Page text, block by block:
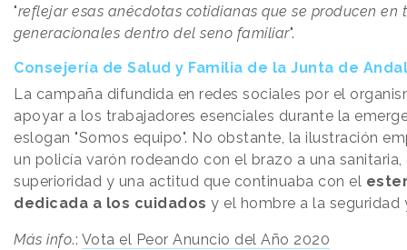
"reflejar esas anécdotas cotidianas que se producen en
generacionales dentro del seno familiar".
Consejería de Salud y Familia de la Junta de
La campaña difundida en redes sociales por el
apoyar a los trabajadores esenciales durante la
eslogan "Somos equipo". No obstante, la ilustración
un policía varón rodeando con el brazo a una
superioridad y una actitud que continuaba con el
dedicada a los cuidados y el hombre a la seguridad
Más info.: Vota el Peor Anuncio del Año 2020